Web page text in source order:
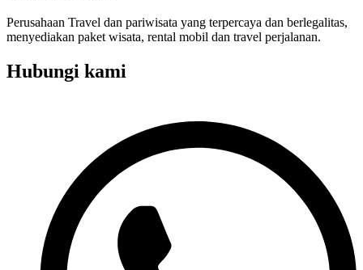
Perusahaan Travel dan pariwisata yang terpercaya dan berlegalitas,
menyediakan paket wisata, rental mobil dan travel perjalanan.
Hubungi kami